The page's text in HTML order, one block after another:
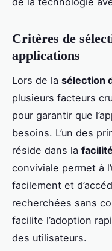
Critères de
applications
Lors de la sélection
plusieurs facteurs
pour garantir que
besoins. L’un des
réside dans la
conviviale permet à
facilement et
recherchées sans
facilite l’adoption
des utilisateurs.